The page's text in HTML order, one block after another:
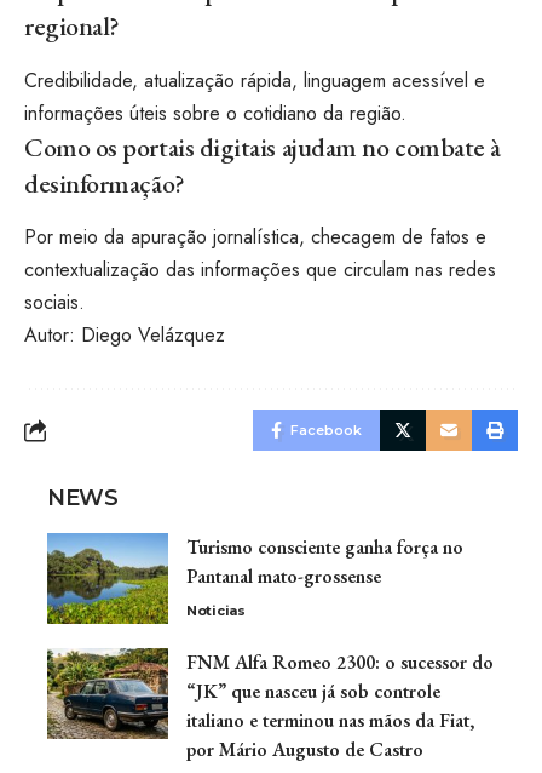
regional?
Credibilidade, atualização rápida, linguagem acessível e
informações úteis sobre o cotidiano da região.
Como os portais digitais ajudam no combate à
desinformação?
Por meio da apuração jornalística, checagem de fatos e
contextualização das informações que circulam nas redes
sociais.
Autor: Diego Velázquez
Facebook
NEWS
Turismo consciente ganha força no
Pantanal mato-grossense
Noticias
FNM Alfa Romeo 2300: o sucessor do
“JK” que nasceu já sob controle
italiano e terminou nas mãos da Fiat,
por Mário Augusto de Castro